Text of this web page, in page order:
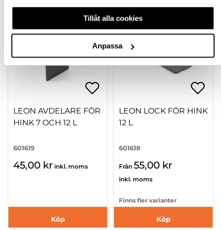
Tillåt alla cookies
Anpassa
LEON AVDELARE FÖR
HINK 7 OCH 12 L
601619
45,00 kr inkl. moms
Köp
LEON LOCK FÖR HINK
12 L
601618
Från 55,00 kr
inkl. moms
Finns fler varianter
Köp